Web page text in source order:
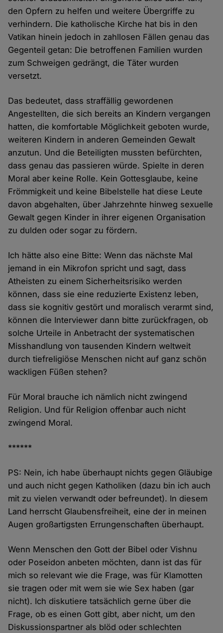
den Opfern zu helfen und weitere Übergriffe zu
verhindern. Die katholische Kirche hat bis in den
Vatikan hinein jedoch in zahllosen Fällen genau das
Gegenteil getan: Die betroffenen Familien wurden
zum Schweigen gedrängt, die Täter wurden
versetzt.
Das bedeutet, dass straffällig gewordenen
Angestellten, die sich bereits an Kindern vergangen
hatten, die komfortable Möglichkeit geboten wurde,
weiteren Kindern in anderen Gemeinden Gewalt
anzutun. Und die Beteiligten mussten befürchten,
dass genau das passieren würde. Spielte in deren
Moral aber keine Rolle. Kein Gottesglaube, keine
Frömmigkeit und keine Bibelstelle hat diese Leute
davon abgehalten, über Jahrzehnte hinweg sexuelle
Gewalt gegen Kinder in ihrer eigenen Organisation
zu dulden oder sogar zu fördern.
Ich hätte also eine Bitte: Wenn das nächste Mal
jemand in ein Mikrofon spricht und sagt, dass
Atheisten zu einem Sicherheitsrisiko werden
können, dass sie eine reduzierte Existenz leben,
dass sie kognitiv gestört und moralisch verarmt sind,
können die Interviewer dann bitte zurückfragen, ob
solche Urteile in Anbetracht der systematischen
Misshandlung von tausenden Kindern weltweit
durch tiefreligiöse Menschen nicht auf ganz schön
wackligen Füßen stehen?
Für Moral brauche ich nämlich nicht zwingend
Religion. Und für Religion offenbar auch nicht
zwingend Moral.
******
PS: Nein, ich habe überhaupt nichts gegen Gläubige
und auch nicht gegen Katholiken (dazu bin ich auch
mit zu vielen verwandt oder befreundet). In diesem
Land herrscht Glaubensfreiheit, eine der in meinen
Augen großartigsten Errungenschaften überhaupt.
Wenn Menschen den Gott der Bibel oder Vishnu
oder Poseidon anbeten möchten, dann ist das für
mich so relevant wie die Frage, was für Klamotten
sie tragen oder mit wem sie wie Sex haben (gar
nicht). Ich diskutiere tatsächlich gerne über die
Frage, ob es einen Gott gibt, aber nicht, um den
Diskussionspartner als blöd oder schlechten